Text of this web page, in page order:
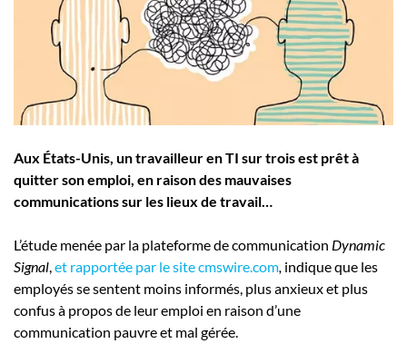
Employeurs
Publiez une offre d'emploi
Aux États-Unis, un travailleur en TI sur trois est prêt à
quitter son emploi, en raison des mauvaises
communications sur les lieux de travail…
L’étude menée par la plateforme de communication Dynamic
Signal,et rapportée par le site cmswire.com, indique que les
employés se sentent moins informés, plus anxieux et plus
confus à propos de leur emploi en raison d’une
communication pauvre et mal gérée.